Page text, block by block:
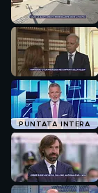
PUNTATA INTERA